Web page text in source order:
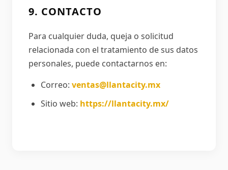
9. CONTACTO
Para cualquier duda, queja o solicitud
relacionada con el tratamiento de sus datos
personales, puede contactarnos en:
Correo: ventas@llantacity.mx
Sitio web: https://llantacity.mx/